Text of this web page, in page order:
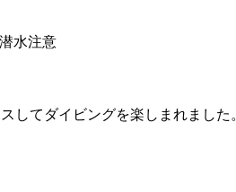
水注意
してダイビングを楽しまれました